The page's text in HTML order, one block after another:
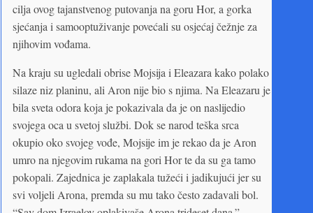
cilja ovog tajanstvenog putovanja na goru Hor, a gorka
sjećanja i samooptuživanje povećali su osjećaj čežnje za
njihovim vođama.
Na kraju su ugledali obrise Mojsija i Eleazara kako polako
silaze niz planinu, ali Aron nije bio s njima. Na Eleazaru je
bila sveta odora koja je pokazivala da je on naslijedio
svojega oca u svetoj službi. Dok se narod teška srca
okupio oko svojeg vođe, Mojsije im je rekao da je Aron
umro na njegovim rukama na gori Hor te da su ga tamo
pokopali. Zajednica je zaplakala tužeći i jadikujući jer su
svi voljeli Arona, premda su mu tako često zadavali bol.